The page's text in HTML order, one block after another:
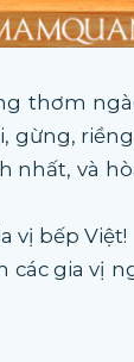
thơm
gừng,
nhất, và
vị bếp Việt!
các gia vị